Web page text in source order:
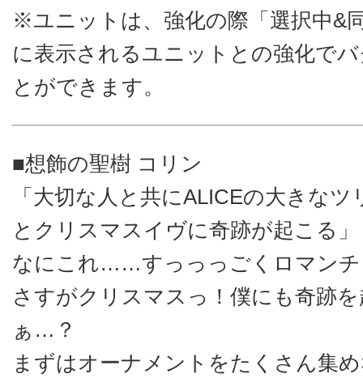
※ユニットは、強化の際「選択中&
に表示されるユニットとの強化で
とができます。
■想飾の聖樹 コリン
「大切な人と共にALICEの大きな
とクリスマスイヴに奇跡が起こる」
なにこれ……すっっっごくロマンチ
さすがクリスマスっ！僕にも奇跡
ぁ…？
まずはオーナメントをたくさん集